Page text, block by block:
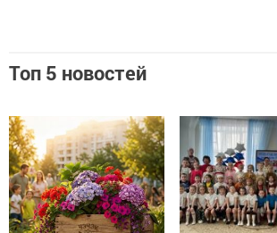
Топ 5 новостей